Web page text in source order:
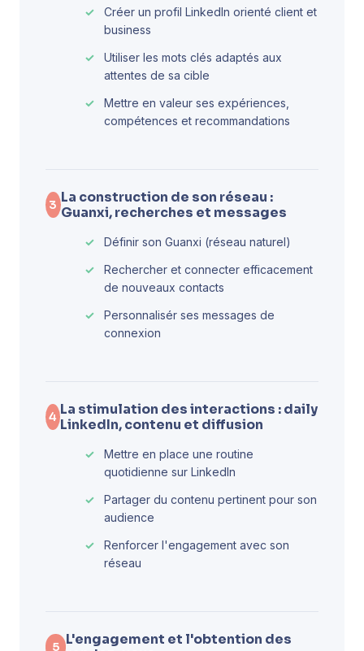
Créer un profil LinkedIn orienté client et
business
Utiliser les mots clés adaptés aux
attentes de sa cible
Mettre en valeur ses expériences,
compétences et recommandations
3 La construction de son réseau :
Guanxi, recherches et messages
Définir son Guanxi (réseau naturel)
Rechercher et connecter efficacement
de nouveaux contacts
Personnalisér ses messages de
connexion
4 La stimulation des interactions : daily
LinkedIn, contenu et diffusion
Mettre en place une routine
quotidienne sur LinkedIn
Partager du contenu pertinent pour son
audience
Renforcer l'engagement avec son
réseau
5 L'engagement et l'obtention des